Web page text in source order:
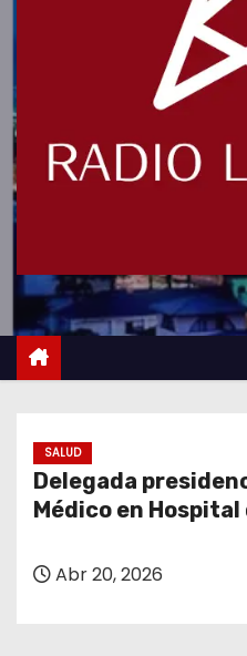
SALUD
Delegada
Médico en
Abr 20, 2026